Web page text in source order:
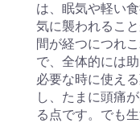
は、眠気や軽い
気に襲われるこ
間が経つにつれ
で、全体的には
必要な時に使え
し、たまに頭痛
る点です。でも